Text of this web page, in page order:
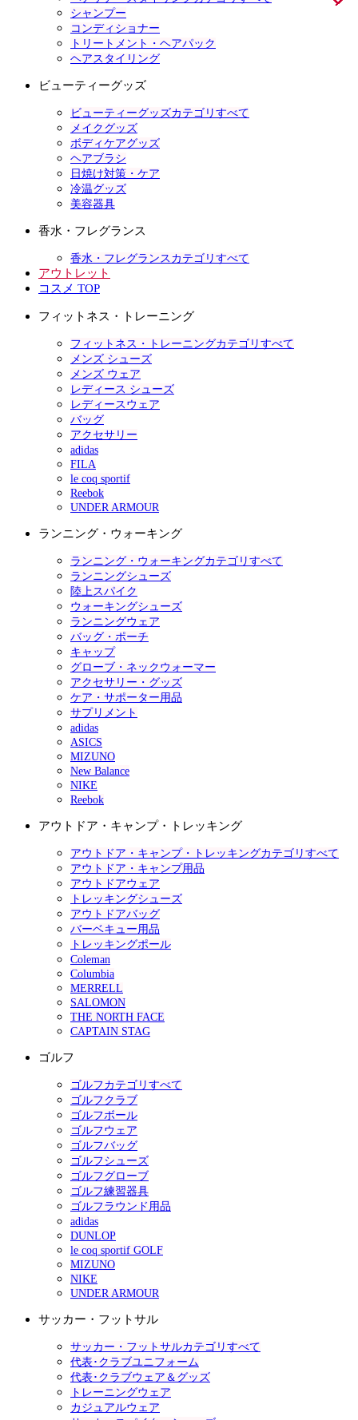
シャンプー
コンディショナー
トリートメント・ヘアパック
ヘアスタイリング
ビューティーグッズ
ビューティーグッズカテゴリすべて
メイクグッズ
ボディケアグッズ
ヘアブラシ
日焼け対策・ケア
冷温グッズ
美容器具
香水・フレグランス
香水・フレグランスカテゴリすべて
アウトレット
コスメ TOP
フィットネス・トレーニング
フィットネス・トレーニングカテゴリすべて
メンズ シューズ
メンズ ウェア
レディース シューズ
レディースウェア
バッグ
アクセサリー
adidas
FILA
le coq sportif
Reebok
UNDER ARMOUR
ランニング・ウォーキング
ランニング・ウォーキングカテゴリすべて
ランニングシューズ
陸上スパイク
ウォーキングシューズ
ランニングウェア
バッグ・ポーチ
キャップ
グローブ・ネックウォーマー
アクセサリー・グッズ
ケア・サポーター用品
サプリメント
adidas
ASICS
MIZUNO
New Balance
NIKE
Reebok
アウトドア・キャンプ・トレッキング
アウトドア・キャンプ・トレッキングカテゴリすべて
アウトドア・キャンプ用品
アウトドアウェア
トレッキングシューズ
アウトドアバッグ
バーベキュー用品
トレッキングポール
Coleman
Columbia
MERRELL
SALOMON
THE NORTH FACE
CAPTAIN STAG
ゴルフ
ゴルフカテゴリすべて
ゴルフクラブ
ゴルフボール
ゴルフウェア
ゴルフバッグ
ゴルフシューズ
ゴルフグローブ
ゴルフ練習器具
ゴルフラウンド用品
adidas
DUNLOP
le coq sportif GOLF
MIZUNO
NIKE
UNDER ARMOUR
サッカー・フットサル
サッカー・フットサルカテゴリすべて
代表･クラブユニフォーム
代表･クラブウェア＆グッズ
トレーニングウェア
カジュアルウェア